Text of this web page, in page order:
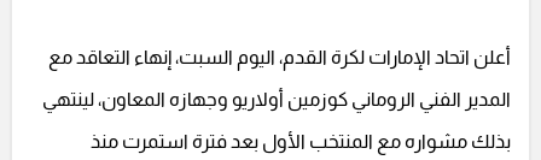
أعلن اتحاد الإمارات لكرة القدم، اليوم السبت، إنهاء التعاقد مع
المدير الفني الروماني كوزمين أولاريو وجهازه المعاون، لينتهي
بذلك مشواره مع المنتخب الأول بعد فترة استمرت منذ